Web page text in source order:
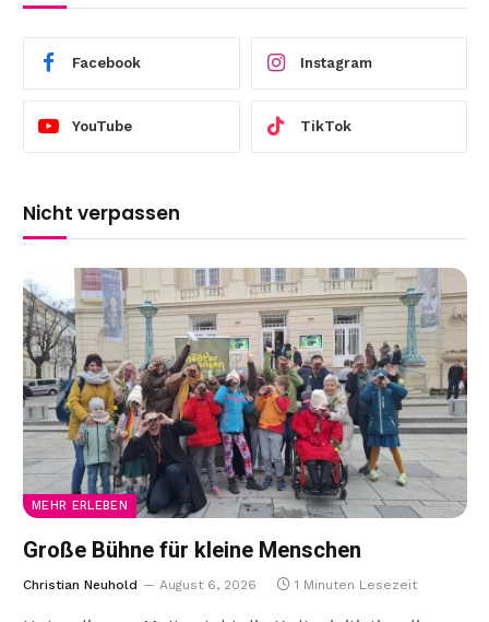
Facebook Instagram
YouTube TikTok
Nicht verpassen
MEHR ERLEBEN
Große Bühne für kleine Menschen
Christian Neuhold August 6, 2026 1 Minuten Lesezeit